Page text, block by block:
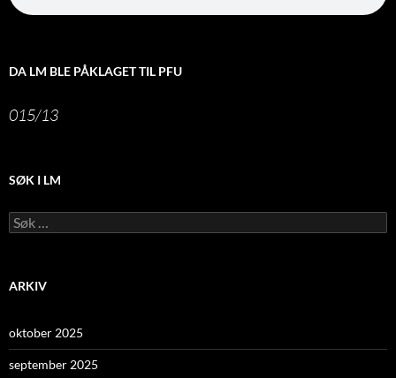
DA LM BLE PÅKLAGET TIL PFU
015/13
SØK I LM
Leit
etter:
ARKIV
oktober 2025
september 2025